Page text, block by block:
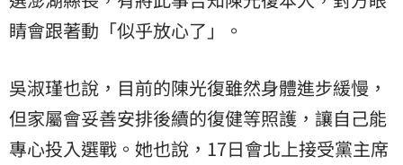
睛會跟著動「似乎放心了」。
吳淑瑾也說，目前的陳光復雖然身體進步緩慢，
但家屬會妥善安排後續的復健等照護，讓自己能
專心投入選戰。她也說，17日會北上接受黨主席